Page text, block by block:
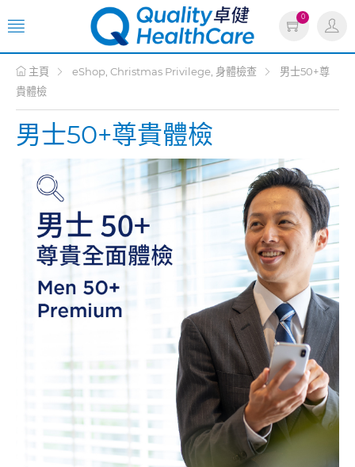
0
主頁 eShop, Christmas Privilege, 身體檢查
男士50+尊
貴體檢
男士50+尊貴體檢